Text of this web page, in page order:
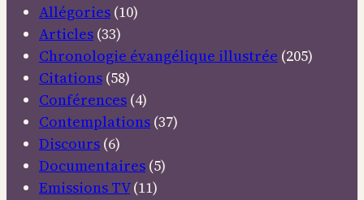
Allégories (10)
Articles (33)
Chronologie évangélique illustrée (205)
Citations (58)
Conférences (4)
Contemplations (37)
Discours (6)
Documentaires (5)
Emissions TV(11)